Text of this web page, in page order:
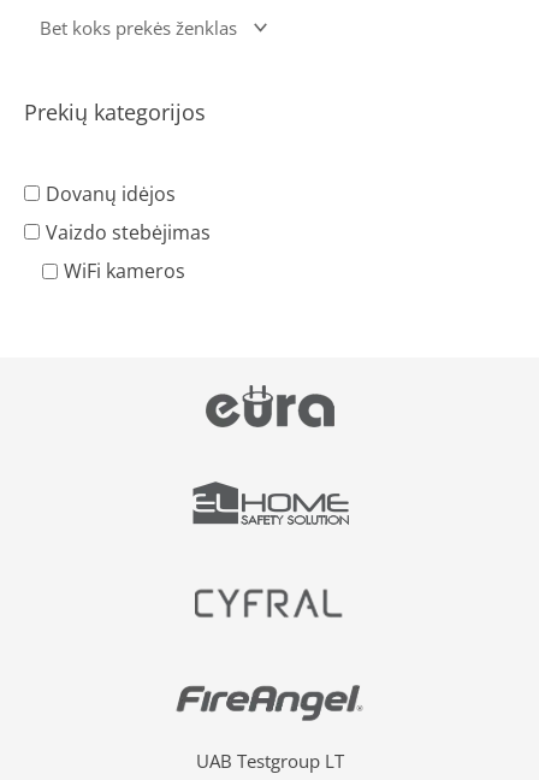
Prekių kategorijos
Dovanų idėjos
Vaizdo stebėjimas
WiFi kameros
UAB Testgroup LT